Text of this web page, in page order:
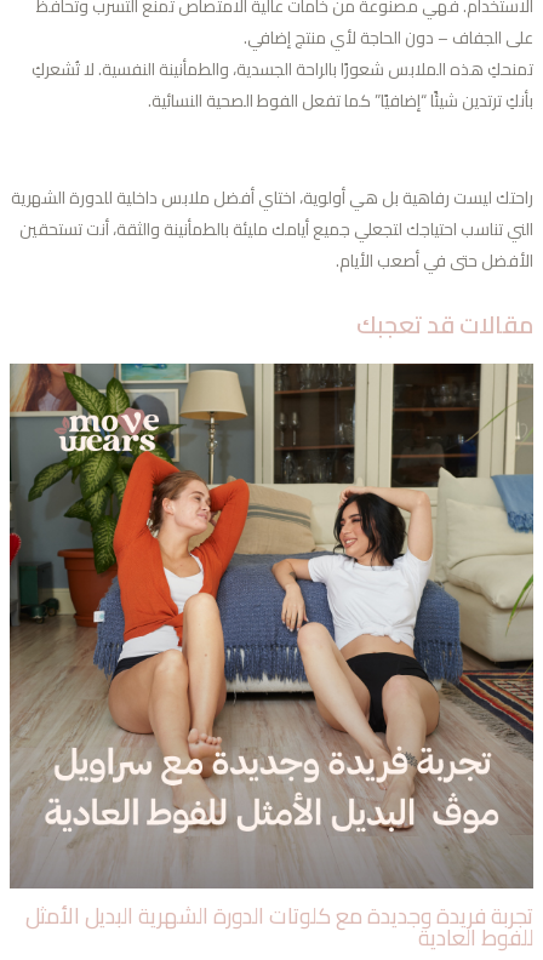
فهي مصنوعة من خامات عالية الامتصاص تمنع التسرب وتُحافظ
الجفاف – دون الحاجة لأي منتج إضافي.
هذه الملابس شعورًا بالراحة الجسدية، والطمأنينة النفسية. لا تُشعركِ
ترتدين شيئًا “إضافيًا” كما تفعل الفوط الصحية النسائية.
ليست رفاهية بل هي أولوية، اختاي أفضل ملابس داخلية للدورة الشهرية
تناسب احتياجك لتجعلي جميع أيامك مليئة بالطمأنينة والثقة، أنت تستحقين
حتى في أصعب الأيام.
قد تعجبك
فريدة وجديدة مع كلوتات الدورة الشهرية البديل الأمثل
العادية